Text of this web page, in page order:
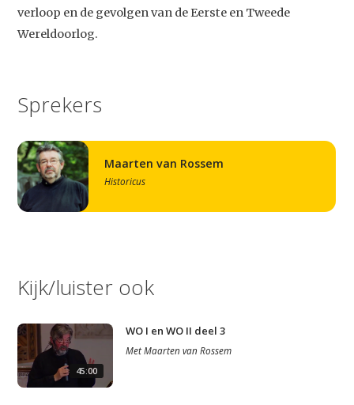
verloop en de gevolgen van de Eerste en Tweede
Wereldoorlog.
Sprekers
Maarten van Rossem
Historicus
Kijk/luister ook
45:00
WO I en WO II deel 3
MetMaarten van Rossem